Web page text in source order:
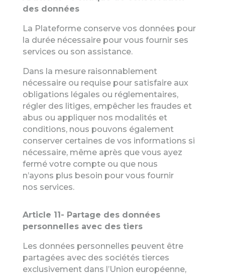
des données
La Plateforme conserve vos données pour
la durée nécessaire pour vous fournir ses
services ou son assistance.
Dans la mesure raisonnablement
nécessaire ou requise pour satisfaire aux
obligations légales ou réglementaires,
régler des litiges, empêcher les fraudes et
abus ou appliquer nos modalités et
conditions, nous pouvons également
conserver certaines de vos informations si
nécessaire, même après que vous ayez
fermé votre compte ou que nous
n’ayons plus besoin pour vous fournir
nos services.
Article 11- Partage des données
personnelles avec des tiers
Les données personnelles peuvent être
partagées avec des sociétés tierces
exclusivement dans l’Union européenne,